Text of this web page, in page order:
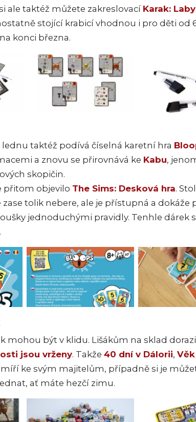
ale taktéž můžete zakreslovací Karak:
stojící krabicí vhodnou i pro děti od
konci března.
lednu taktéž podívá číselná karetní hra
a znovu se přirovnává ke Kabu,
skopičin.
přitom objevilo The Sims: Desková hra.
zase tolik nebere, ale je přístupná a dokáže
jednoduchými pravidly. Tenhle dárek
mohou být v klidu. Lišákům na sklad
jsou vrženy. Takže 40 dní v Dálorii,
míří ke svým majitelům, případně si je
ať máte hezčí zimu.